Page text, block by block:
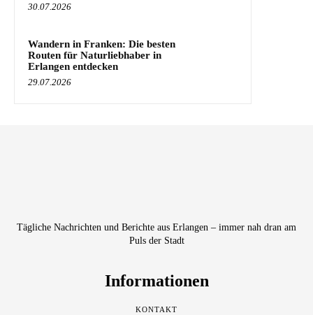
30.07.2026
Wandern in Franken: Die besten
Routen für Naturliebhaber in
Erlangen entdecken
29.07.2026
Tägliche Nachrichten und Berichte aus Erlangen – immer nah dran am
Puls der Stadt
Informationen
KONTAKT